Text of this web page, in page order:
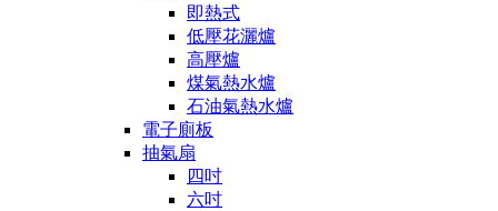
即熱式
低壓花灑爐
高壓爐
煤氣熱水爐
石油氣熱水爐
電子廁板
抽氣扇
四吋
六吋